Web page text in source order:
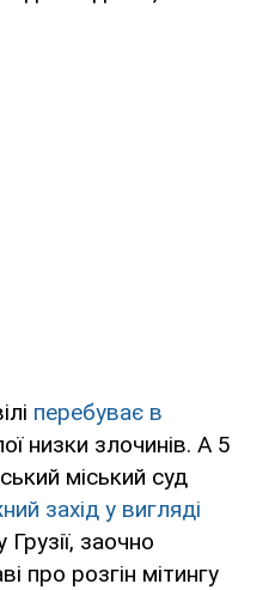
перебуває в
низки злочинів. А 5
міський суд
захід у вигляді
заочно
про розгін мітингу